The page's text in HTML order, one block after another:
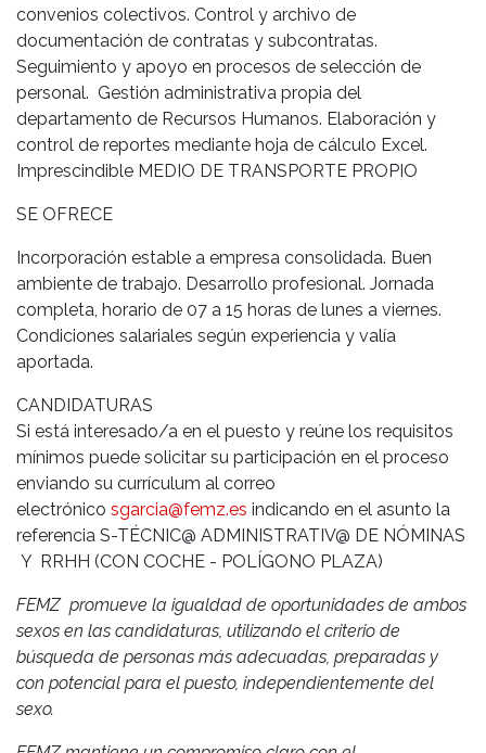
convenios colectivos. Control y archivo de
documentación de contratas y subcontratas.
Seguimiento y apoyo en procesos de selección de
personal. Gestión administrativa propia del
departamento de Recursos Humanos. Elaboración y
control de reportes mediante hoja de cálculo Excel.
Imprescindible MEDIO DE TRANSPORTE PROPIO
SE OFRECE
Incorporación estable a empresa consolidada. Buen
ambiente de trabajo. Desarrollo profesional. Jornada
completa, horario de 07 a 15 horas de lunes a viernes.
Condiciones salariales según experiencia y valía
aportada.
CANDIDATURAS
Si está interesado/a en el puesto y reúne los requisitos
mínimos puede solicitar su participación en el proceso
enviando su currículum al correo
electrónico sgarcia@femz.es indicando en el asunto la
referencia S-TÉCNIC@ ADMINISTRATIV@ DE NÓMINAS
Y RRHH (CON COCHE - POLÍGONO PLAZA)
FEMZ promueve la igualdad de oportunidades de ambos
sexos en las candidaturas, utilizando el criterio de
búsqueda de personas más adecuadas, preparadas y
con potencial para el puesto, independientemente del
sexo.